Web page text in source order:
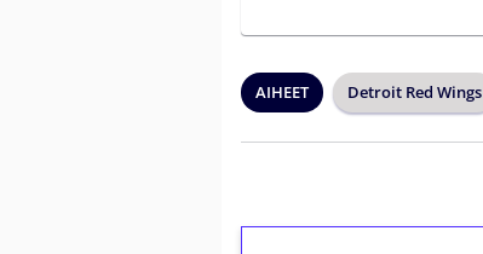
AIHEET Detroit Red Wings